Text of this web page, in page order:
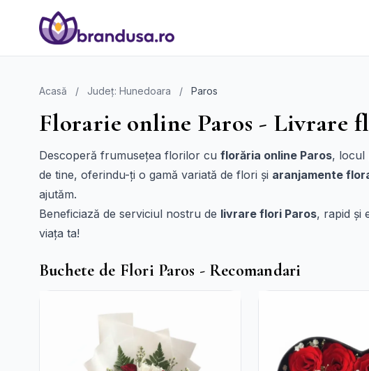
Acasă / Județ: Hunedoara / Paros
Florarie online Paros - Livrare
Descoperă frumusețea florilor cu florăria online Paros, locul
de tine, oferindu-ți o gamă variată de flori și aranjamente
ajutăm.
Beneficiază de serviciul nostru de livrare flori Paros, rapid și
viața ta!
Buchete de Flori Paros - Recomandari